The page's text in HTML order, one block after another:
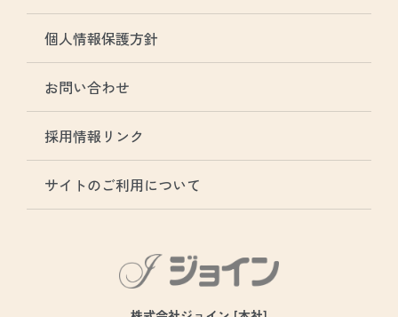
個人情報保護方針
お問い合わせ
採用情報リンク
サイトのご利用について